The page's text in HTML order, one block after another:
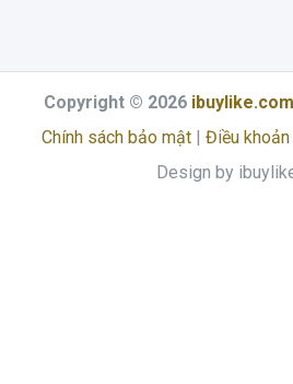
Copyright © 2026 ibuylike.com
Chính sách bảo mật | Điều
Design by